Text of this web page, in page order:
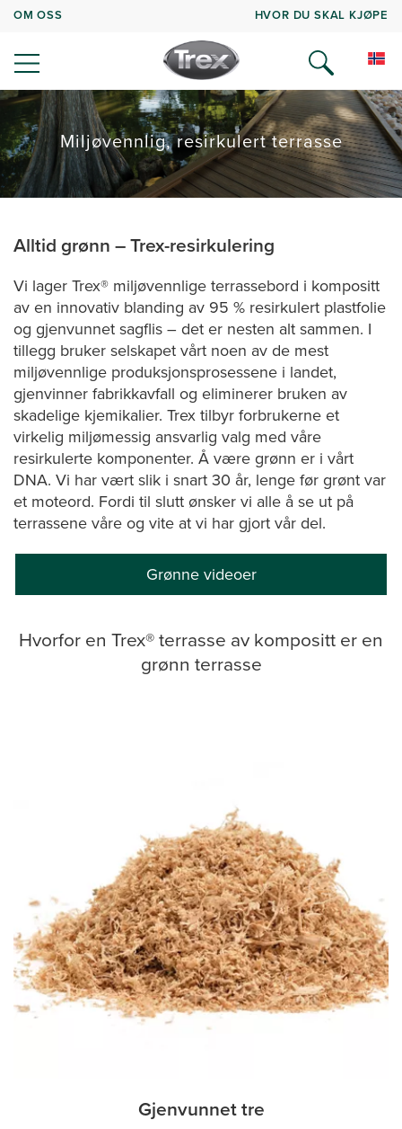
OM OSS HVOR DU SKAL KJØPE
Miljøvennlig, resirkulert terrasse
Alltid grønn – Trex-resirkulering
Vi lager Trex® miljøvennlige terrassebord i kompositt
av en innovativ blanding av 95 % resirkulert plastfolie
og gjenvunnet sagflis – det er nesten alt sammen. I
tillegg bruker selskapet vårt noen av de mest
miljøvennlige produksjonsprosessene i landet,
gjenvinner fabrikkavfall og eliminerer bruken av
skadelige kjemikalier. Trex tilbyr forbrukerne et
virkelig miljømessig ansvarlig valg med våre
resirkulerte komponenter. Å være grønn er i vårt
DNA. Vi har vært slik i snart 30 år, lenge før grønt var
et moteord. Fordi til slutt ønsker vi alle å se ut på
terrassene våre og vite at vi har gjort vår del.
Grønne videoer
Hvorfor en Trex® terrasse av kompositt er en
grønn terrasse
Gjenvunnet tre